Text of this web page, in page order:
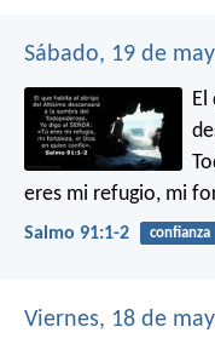
Sábado, 19 de
El
eres mi refugio, mi
Salmo 91:1-2 confianza
Viernes, 18 de